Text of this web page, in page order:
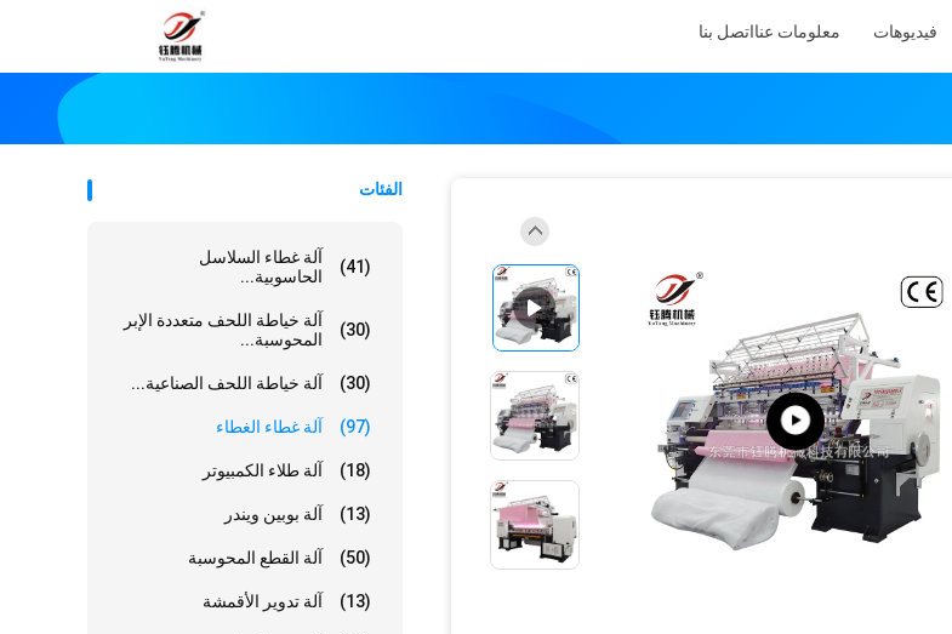
فيديوهات معلومات عنااتصل بنا
الفئات
آلة غطاء السلاسل
الحاسوبية...
(41)
آلة خياطة اللحف متعددة الإبر
المحوسبة...
(30)
آلة خياطة اللحف الصناعية... (30)
آلة غطاء الغطاء (97)
آلة طلاء الكمبيوتر (18)
آلة بوبين ويندر (13)
آلة القطع المحوسبة (50)
آلة تدوير الأقمشة (13)